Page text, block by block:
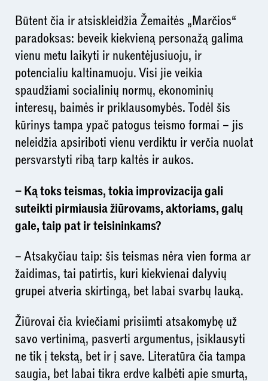
Būtent čia ir atsiskleidžia Žemaitės „Marčios“
paradoksas: beveik kiekvieną personažą galima
vienu metu laikyti ir nukentėjusiuoju, ir
potencialiu kaltinamuoju. Visi jie veikia
spaudžiami socialinių normų, ekonominių
interesų, baimės ir priklausomybės. Todėl šis
kūrinys tampa ypač patogus teismo formai – jis
neleidžia apsiriboti vienu verdiktu ir verčia nuolat
persvarstyti ribą tarp kaltės ir aukos.
– Ką toks teismas, tokia improvizacija gali
suteikti pirmiausia žiūrovams, aktoriams, galų
gale, taip pat ir teisininkams?
– Atsakyčiau taip: šis teismas nėra vien forma ar
žaidimas, tai patirtis, kuri kiekvienai dalyvių
grupei atveria skirtingą, bet labai svarbų lauką.
Žiūrovai čia kviečiami prisiimti atsakomybę už
savo vertinimą, pasverti argumentus, įsiklausyti
ne tik į tekstą, bet ir į save. Literatūra čia tampa
saugia, bet labai tikra erdve kalbėti apie smurtą,